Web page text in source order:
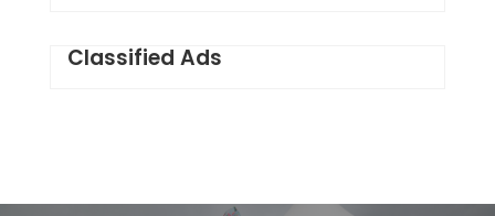
Classified Ads